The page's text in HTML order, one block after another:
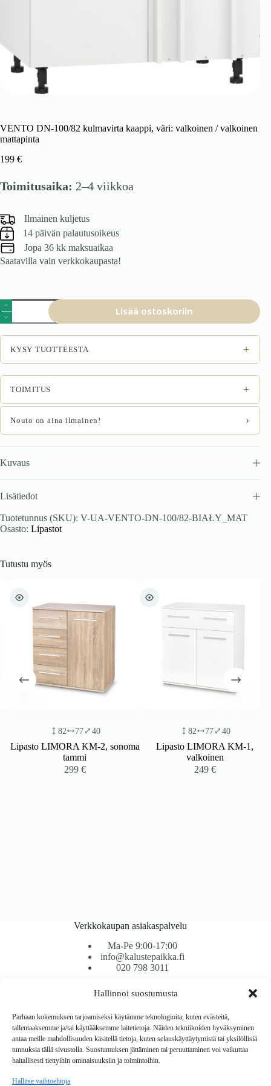
Hallinnoi suostumusta
Parhaan kokemuksen tarjoamiseksi käytämme teknologioita, kuten evästeitä,
tallentaaksemme ja/tai käyttääksemme laitetietoja. Näiden tekniikoiden hyväksyminen
antaa meille mahdollisuuden käsitellä tietoja, kuten selauskäyttäytymistä tai yksilöllisiä
tunnuksia tällä sivustolla. Suostumuksen jättäminen tai peruuttaminen voi vaikuttaa
haitallisesti tiettyihin ominaisuuksiin ja toimintoihin.
Hallitse vaihtoehtoja
VENTO DN-100/82 kulmavirta kaappi, väri: valkoinen / valkoinen
mattapinta
199 €
Toimitusaika: 2–4 viikkoa
Ilmainen kuljetus
14 päivän palautusoikeus
Jopa 36 kk maksuaikaa
Saatavilla vain verkkokaupasta!
VENTO
DN-
100/82
kulmavirta
kaappi,
väri:
valkoinen
/
valkoinen
määrä
Lisää ostoskoriin
KYSY TUOTTEESTA +
TOIMITUS +
Nouto on aina ilmainen! ›
Kuvaus
Lisätiedot
Tuotetunnus (SKU): V-UA-VENTO-DN-100/82-BIAŁY_MAT
Osasto: Lipastot
Tutustu myös
82 77 40
Lipasto LIMORA KM-2, sonoma
tammi
299€
82 77 40
Lipasto LIMORA KM-1,
valkoinen
249€
Verkkokaupan asiakaspalvelu
Ma-Pe 9:00-17:00
info@kalustepaikka.fi
020 798 3011
Tavarantoimitus / Maksutavat
Toimitustavat
Maksutavat
Vaihto ja palautus
Reklamaatiot